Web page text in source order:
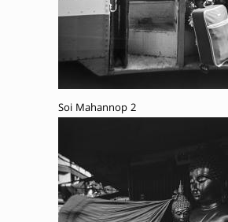
Soi Mahannop 2